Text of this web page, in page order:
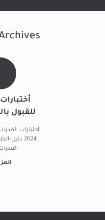
للقبول
أختبارات
2024 دليل-
القدرات-